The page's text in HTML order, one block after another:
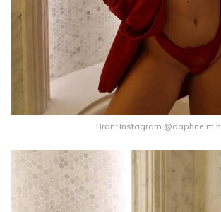
Bron: Instagram @daphne.m.h